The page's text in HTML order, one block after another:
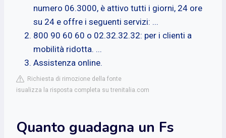
numero 06.3000, è attivo tutti i giorni, 24 ore
su 24 e offre i seguenti servizi: ...
800 90 60 60 o 02.32.32.32: per i clienti a
mobilità ridotta. ...
Assistenza online.
Richiesta di rimozione della fonte
isualizza la risposta completa su trenitalia.com
Quanto guadagna un Fs